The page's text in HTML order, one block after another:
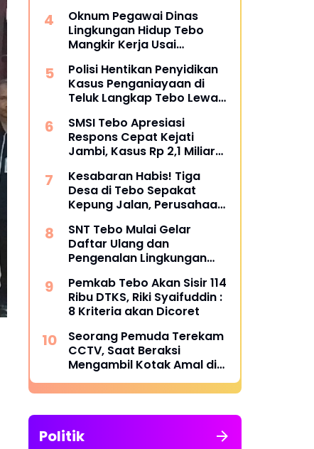
Oknum Pegawai Dinas
Lingkungan Hidup Tebo
Mangkir Kerja Usai
Bungkam
Polisi Hentikan Penyidikan
Kasus Penganiayaan di
Teluk Langkap Tebo Lewat
Restoratif
SMSI Tebo Apresiasi
Respons Cepat Kejati
Jambi, Kasus Rp 2,1 Miliar
Kesabaran Habis! Tiga
Desa di Tebo Sepakat
Kepung Jalan, Perusahaan
Jawab
SNT Tebo Mulai Gelar
Daftar Ulang dan
Pengenalan Lingkungan
Siswa Hadir Bersama
Orang Tua
Pemkab Tebo Akan Sisir 114
Ribu DTKS, Riki Syaifuddin :
8 Kriteria akan Dicoret
Seorang Pemuda Terekam
CCTV, Saat Beraksi
Mengambil Kotak Amal di
Masjid Al Hidayah
Politik